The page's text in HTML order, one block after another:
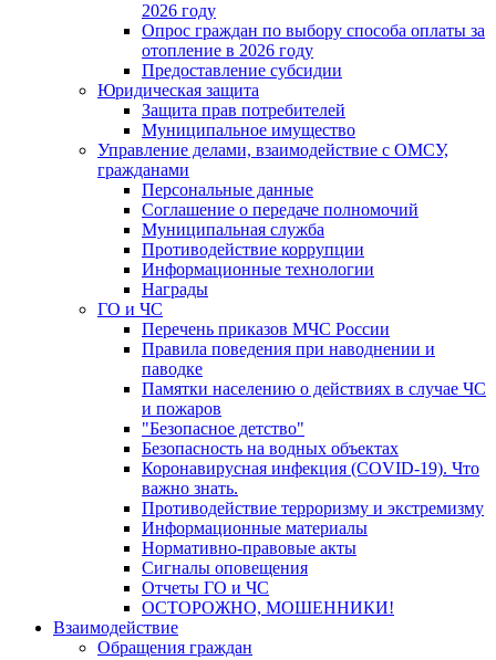
2026 году
Опрос граждан по выбору способа оплаты за
отопление в 2026 году
Предоставление субсидии
Юридическая защита
Защита прав потребителей
Муниципальное имущество
Управление делами, взаимодействие с ОМСУ,
гражданами
Персональные данные
Соглашение о передаче полномочий
Муниципальная служба
Противодействие коррупции
Информационные технологии
Награды
ГО и ЧС
Перечень приказов МЧС России
Правила поведения при наводнении и
паводке
Памятки населению о действиях в случае ЧС
и пожаров
"Безопасное детство"
Безопасность на водных объектах
Коронавирусная инфекция (COVID-19). Что
важно знать.
Противодействие терроризму и экстремизму
Информационные материалы
Нормативно-правовые акты
Сигналы оповещения
Отчеты ГО и ЧС
ОСТОРОЖНО, МОШЕННИКИ!
Взаимодействие
Обращения граждан